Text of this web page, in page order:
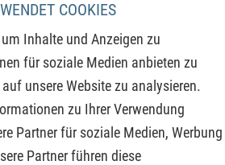
COOKIES
Inhalte und Anzeigen zu
für soziale Medien anbieten zu
unsere Website zu analysieren.
zu Ihrer Verwendung
Partner für soziale Medien, Werbung
Partner führen diese
profitiert und gerade wichtige
zweite Unternehmen, ein Cleantech-
Skalierung durch frisches
aus Asien. Der dritte Wert aus
mit einem neuen,
frische Fantasie für
dazu lesen Sie hier: